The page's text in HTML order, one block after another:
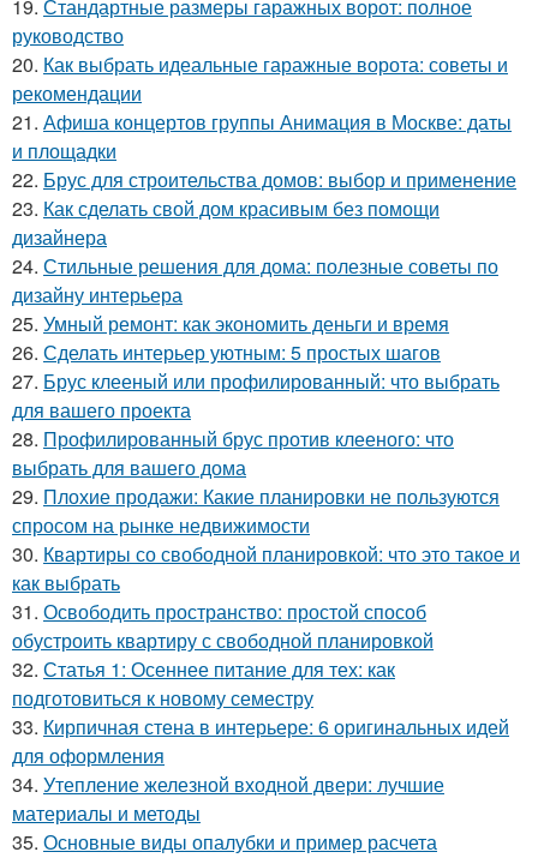
19. Стандартные размеры гаражных ворот: полное
руководство
20. Как выбрать идеальные гаражные ворота: советы и
рекомендации
21. Афиша концертов группы Анимация в Москве: даты
и площадки
22. Брус для строительства домов: выбор и применение
23. Как сделать свой дом красивым без помощи
дизайнера
24. Стильные решения для дома: полезные советы по
дизайну интерьера
25. Умный ремонт: как экономить деньги и время
26. Сделать интерьер уютным: 5 простых шагов
27. Брус клееный или профилированный: что выбрать
для вашего проекта
28. Профилированный брус против клееного: что
выбрать для вашего дома
29. Плохие продажи: Какие планировки не пользуются
спросом на рынке недвижимости
30. Квартиры со свободной планировкой: что это такое и
как выбрать
31. Освободить пространство: простой способ
обустроить квартиру с свободной планировкой
32. Статья 1: Осеннее питание для тех: как
подготовиться к новому семестру
33. Кирпичная стена в интерьере: 6 оригинальных идей
для оформления
34. Утепление железной входной двери: лучшие
материалы и методы
35. Основные виды опалубки и пример расчета